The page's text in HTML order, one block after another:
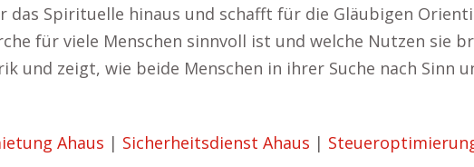
das Spirituelle hinaus und schafft für die Gläubigen
für viele Menschen sinnvoll ist und welche Nutzen sie
und zeigt, wie beide Menschen in ihrer Suche nach Sinn
Ahaus | Sicherheitsdienst Ahaus |